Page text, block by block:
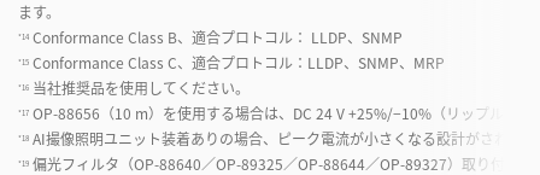
ます。
*14 Conformance Class B、適合プロトコル： LLDP、SNMP
*15 Conformance Class C、適合プロトコル：LLDP、SNMP、MRP
*16 当社推奨品を使用してください。
*17 OP-88656（10 m）を使用する場合は、DC 24 V +25%/−10%（リップル含む
*18 AI撮像照明ユニット装着ありの場合、ピーク電流が小さくなる設計がされて
*19 偏光フィルタ（OP-88640／OP-89325／OP-88644／OP-89327）取り付け時